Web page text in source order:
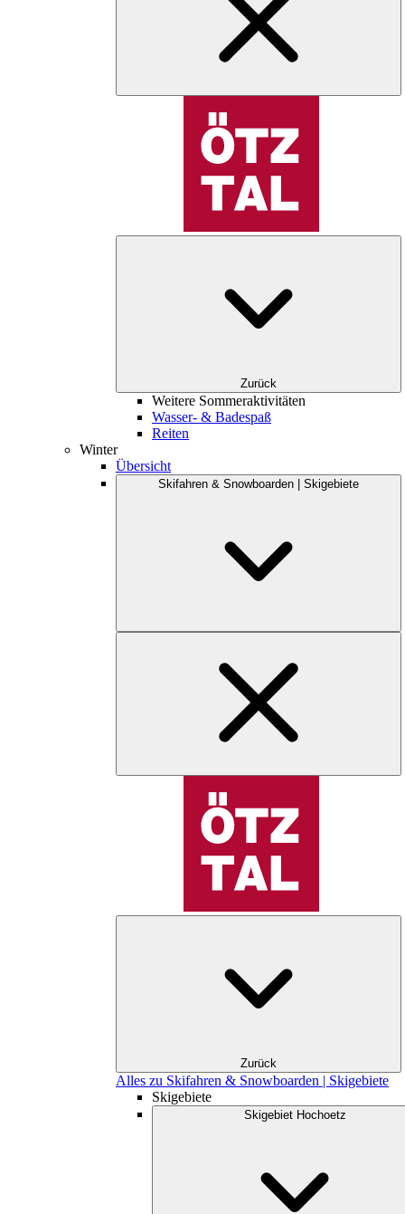
Zurück
Weitere Sommeraktivitäten
Wasser- & Badespaß
Reiten
Winter
Übersicht
Skifahren & Snowboarden | Skigebiete
Zurück
Alles zu Skifahren & Snowboarden | Skigebiete
Skigebiete
Skigebiet Hochoetz